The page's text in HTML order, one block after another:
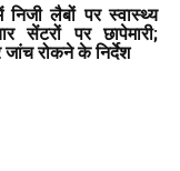
लैबों पर स्वास्थ्य
सेंटरों पर छापेमारी;
जांच रोकने के निर्देश